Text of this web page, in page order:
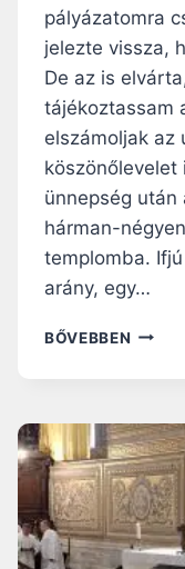
B
N
I
S
…
pályázatomra
jelezte vissza,
De az is
tájékoztassam
elszámoljak az
köszönőlevelet
ünnepség után
hárman-
templomba.
arány, egy…
BŐVEBBEN K
Ö
N
E
T
É
S